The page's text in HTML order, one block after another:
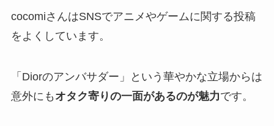
cocomiさんはSNSでアニメやゲームに関する投稿
をよくしています。
「Diorのアンバサダー」という華やかな立場からは
意外にも オタク寄りの一面があるのが魅力です。